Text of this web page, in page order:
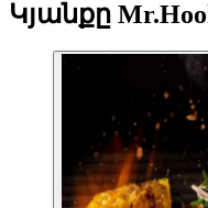
Կյանքը